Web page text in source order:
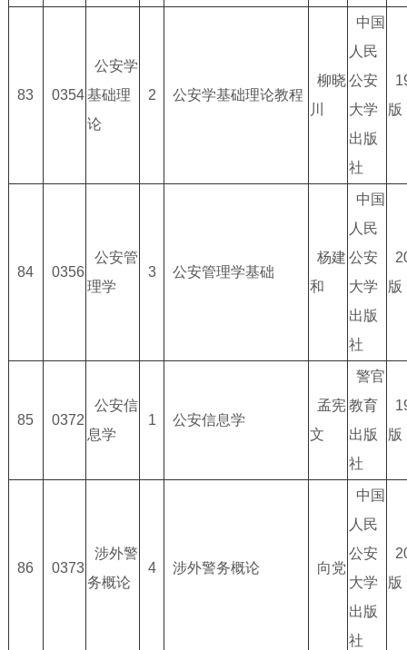
83 0354
公安学
基础理
论
2 公安学基础理论教程
柳晓
川
中国
人民
公安
大学
出版
社
版
84 0356
公安管
理学
3 公安管理学基础
杨建
和
中国
人民
公安
大学
出版
社
版
85 0372
公安信
息学
1 公安信息学
孟宪
文
警官
教育
出版
社
版
86 0373
涉外警
务概论
4 涉外警务概论 向党
中国
人民
公安
大学
出版
社
版